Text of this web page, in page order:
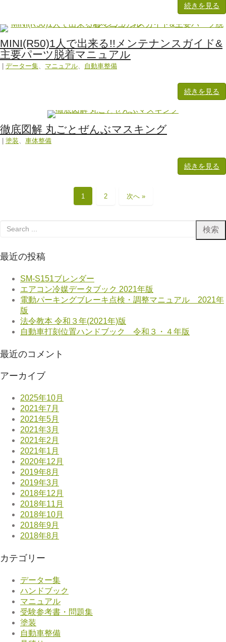
続きを見る
MINI(R50)1人で出来る!!メンテナンスガイド&
主要パーツ脱着マニュアル
データー集 マニュアル 自動車整備
続きを見る
徹底図解 丸ごとぜんぶマスキング
塗装、 車体整備
続きを見る
1 2 次へ »
最近の投稿
SM-S151ブレンダー
エアコン冷媒データブック 2021年版
電動パーキングブレーキ点検・調整マニュアル 2021年
版
法令教本 令和３年(2021年)版
自動車打刻位置ハンドブック 令和３・４年版
最近のコメント
アーカイブ
2025年10月
2021年7月
2021年5月
2021年3月
2021年2月
2021年1月
2020年12月
2019年8月
2019年3月
2018年12月
2018年11月
2018年10月
2018年9月
2018年8月
カテゴリー
データー集
ハンドブック
マニュアル
受験参考書・問題集
塗装
自動車整備